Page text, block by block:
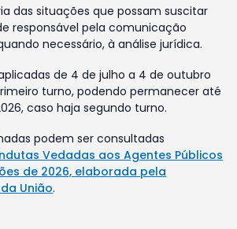
das situações que possam suscitar
responsável pela comunicação
necessário, à análise jurídica.
de 4 de julho a 4 de outubro
turno, podendo permanecer até
caso haja segundo turno.
podem ser consultadas
Vedadas aos Agentes Públicos
de 2026, elaborada pela
União.